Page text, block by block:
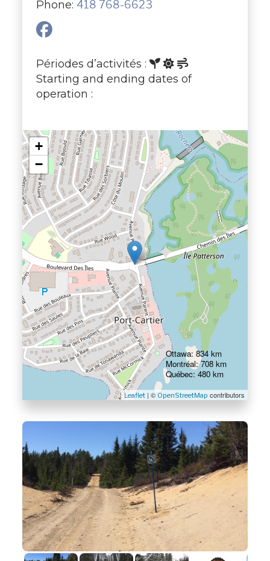
Phone: 418 768-6623
Périodes d’activités :
Starting and ending dates of
operation :
+
−
Leaflet| © OpenStreetMap contributors
Ottawa: 834 km
Montréal: 708 km
Québec: 480 km